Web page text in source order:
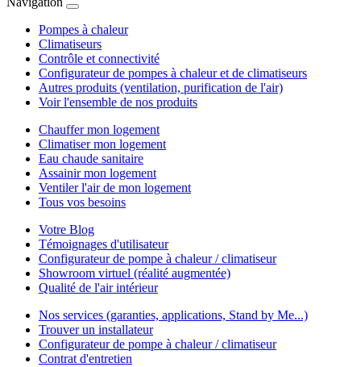
Pompes à chaleur
Climatiseurs
Contrôle et connectivité
Configurateur de pompes à chaleur et de climatiseurs
Autres produits (ventilation, purification de l'air)
Voir l'ensemble de nos produits
Chauffer mon logement
Climatiser mon logement
Eau chaude sanitaire
Assainir mon logement
Ventiler l'air de mon logement
Tous vos besoins
Votre Blog
Témoignages d'utilisateur
Configurateur de pompe à chaleur / climatiseur
Showroom virtuel (réalité augmentée)
Qualité de l'air intérieur
Nos services (garanties, applications, Stand by Me...)
Trouver un installateur
Configurateur de pompe à chaleur / climatiseur
Contrat d'entretien